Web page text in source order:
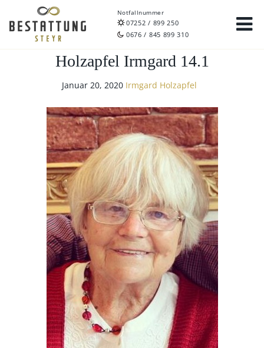
Notfallnummer
07252 / 899 250
0676 / 845 899 310
Holzapfel Irmgard 14.1
Januar 20, 2020 Irmgard Holzapfel